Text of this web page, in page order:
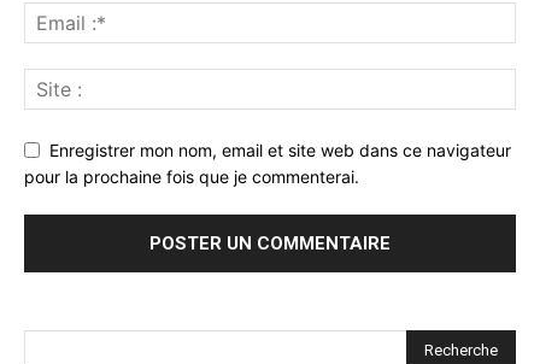
Enregistrer mon nom, email et site web dans ce navigateur
pour la prochaine fois que je commenterai.